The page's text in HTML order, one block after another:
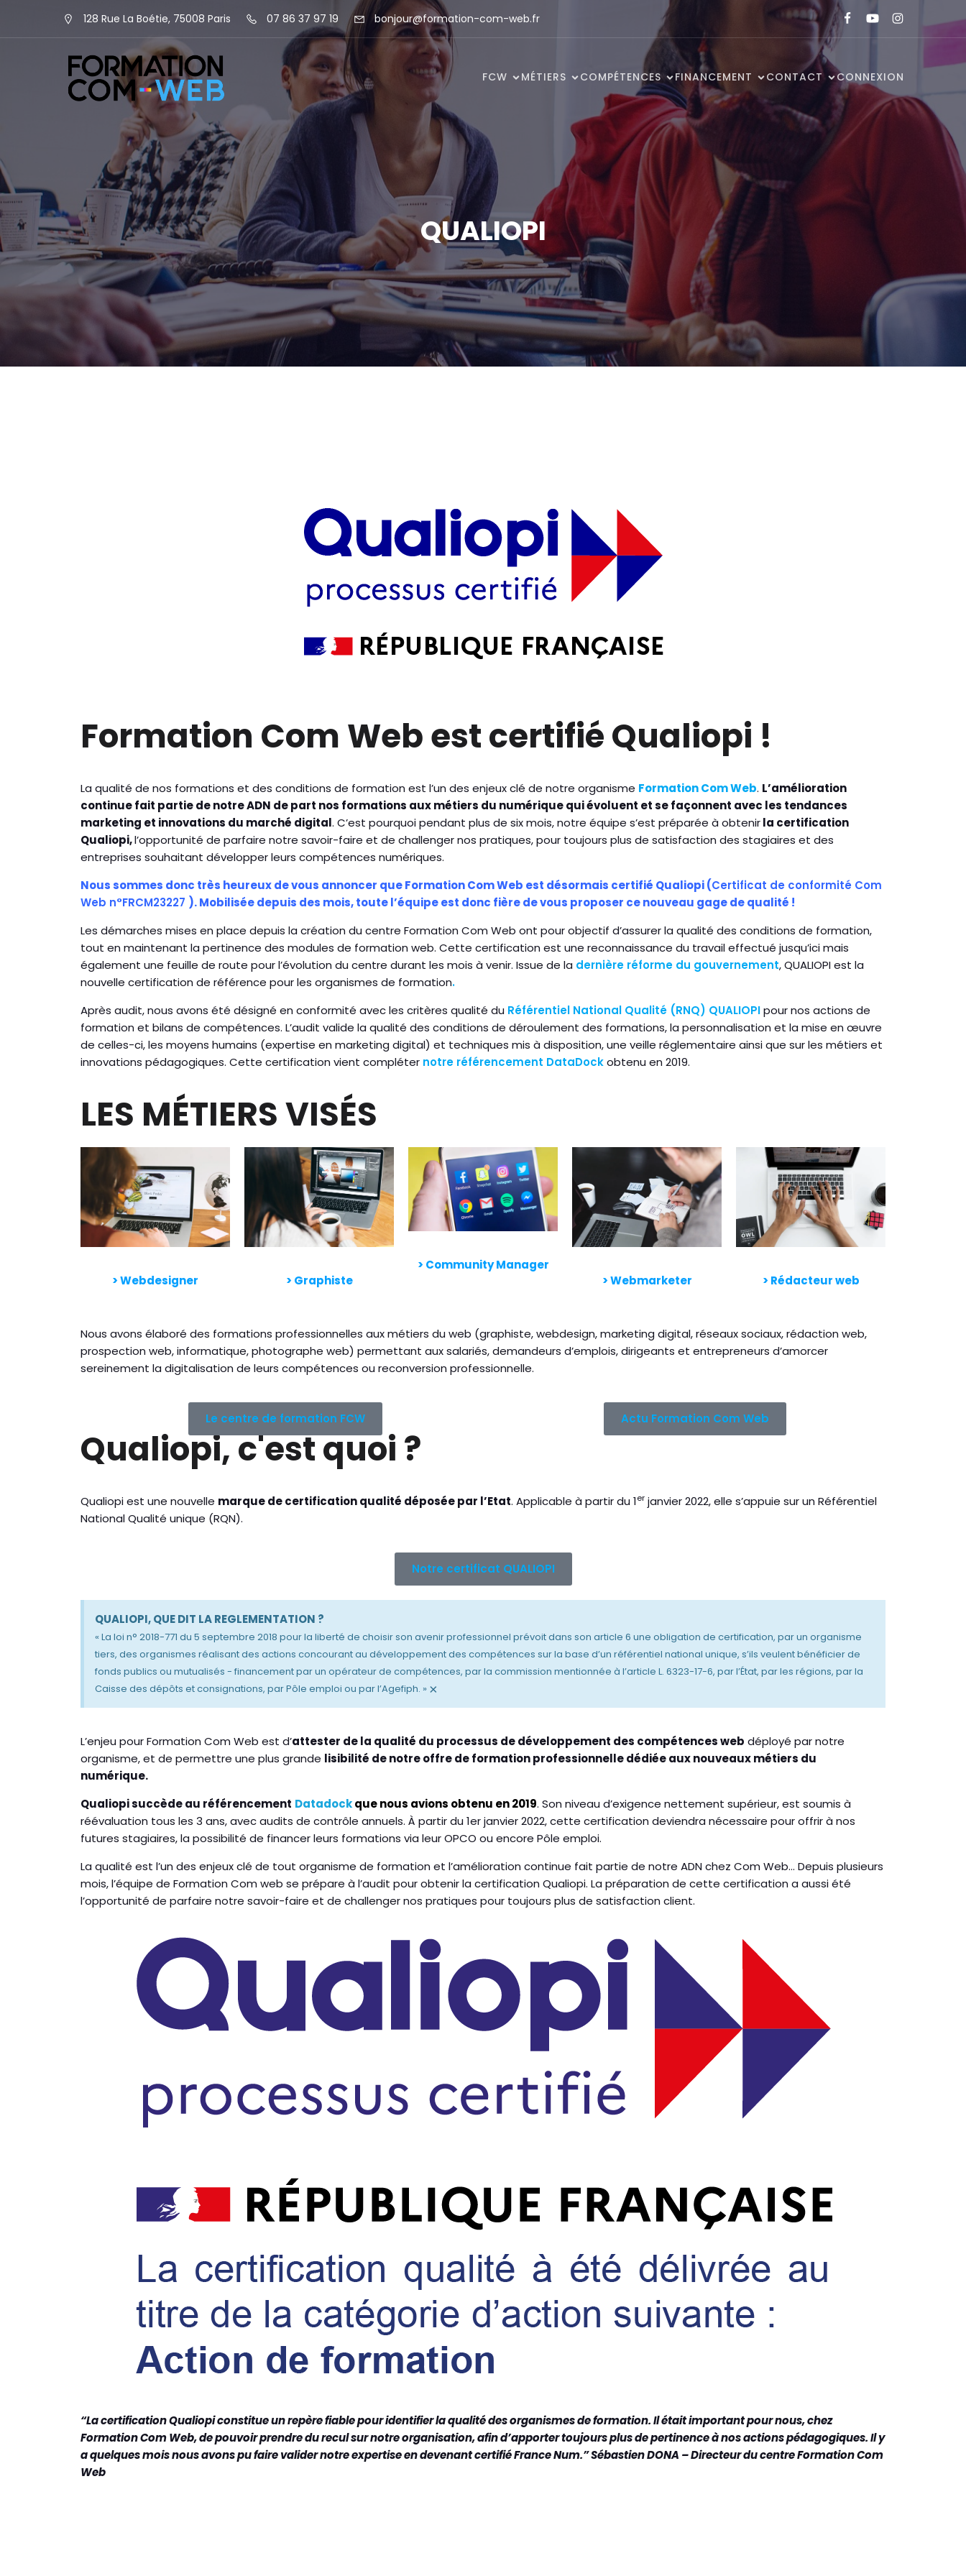
128 Rue La Boétie, 75008 Paris 07 86 37 97 19 bonjour@formation-com-web.fr
FCW MÉTIERS COMPÉTENCES FINANCEMENT CONTACT CONNEXION
QUALIOPI
Formation Com Web est certifié Qualiopi !
La qualité de nos formations et des conditions de formation est l’un des enjeux clé de notre organisme Formation Com Web. L’amélioration
continue fait partie de notre ADN de part nos formations aux métiers du numérique qui évoluent et se façonnent avec les tendances
marketing et innovations du marché digital. C’est pourquoi pendant plus de six mois, notre équipe s’est préparée à obtenirla certification
Qualiopi,l’opportunité de parfaire notre savoir-faire et de challenger nos pratiques, pour toujours plus de satisfaction des stagiaires et des
entreprises souhaitant développer leurs compétences numériques.
Nous sommes donc très heureux de vous annoncer que Formation Com Web est désormais certifié Qualiopi (Certificat de conformité Com
Web n°FRCM23227 ). Mobilisée depuis des mois, toute l’équipe est donc fière de vous proposer ce nouveau gage de qualité !
Les démarches mises en place depuis la création du centre Formation Com Web ont pour objectif d’assurer la qualité des conditions de formation,
tout en maintenant la pertinence des modules de formation web. Cette certification est une reconnaissance du travail effectué jusqu’ici mais
également une feuille de route pour l’évolution du centre durant les mois à venir. Issue de la dernière réforme du gouvernement, QUALIOPI est la
nouvelle certification de référence pour les organismes de formation.
Après audit, nous avons été désigné en conformité avec les critères qualité du Référentiel National Qualité (RNQ) QUALIOPIpour nos actions de
formation et bilans de compétences. L’audit valide la qualité des conditions de déroulement des formations, la personnalisation et la mise en œuvre
de celles-ci, les moyens humains (expertise en marketing digital) et techniques mis à disposition, une veille réglementaire ainsi que sur les métiers et
innovations pédagogiques. Cette certification vient compléter notre référencement DataDockobtenu en 2019.
LES MÉTIERS VISÉS
> Webdesigner > Graphiste
> Community Manager
> Webmarketer
> Rédacteur web
Nous avons élaboré des formations professionnelles aux métiers du web (graphiste, webdesign, marketing digital, réseaux sociaux, rédaction web,
prospection web, informatique, photographe web) permettant aux salariés, demandeurs d’emplois, dirigeants et entrepreneurs d’amorcer
sereinement la digitalisation de leurs compétences ou reconversion professionnelle.
Le centre de formation FCW Actu Formation Com Web
Qualiopi, c'est quoi ?
Qualiopi est une nouvelle marque de certification qualité déposée par l’Etat. Applicable à partir du 1er janvier 2022, elle s’appuie sur un Référentiel
National Qualité unique (RQN).
Notre certificat QUALIOPI
QUALIOPI, QUE DIT LA REGLEMENTATION ?
« La loi n° 2018-771 du 5 septembre 2018 pour la liberté de choisir son avenir professionnel prévoit dans son article 6 une obligation de certification, par un organisme
tiers, des organismes réalisant des actions concourant au développement des compétences sur la base d’un référentiel national unique, s’ils veulent bénéficier de
fonds publics ou mutualisés - financement par un opérateur de compétences, par la commission mentionnée à l’article L. 6323-17-6, par l’État, par les régions, par la
Caisse des dépôts et consignations, par Pôle emploi ou par l’Agefiph. » ×
L’enjeu pour Formation Com Web est d’attester de la qualité du processus de développement des compétences web déployé par notre
organisme, et de permettre une plus grande lisibilité de notre offre de formation professionnelle dédiée aux nouveaux métiers du
numérique.
Qualiopi succède au référencement Datadockque nous avions obtenu en 2019. Son niveau d’exigence nettement supérieur, est soumis à
réévaluation tous les 3 ans, avec audits de contrôle annuels. À partir du 1er janvier 2022, cette certification deviendra nécessaire pour offrir à nos
futures stagiaires, la possibilité de financer leurs formations via leur OPCO ou encore Pôle emploi.
La qualité est l’un des enjeux clé de tout organisme de formation et l’amélioration continue fait partie de notre ADN chez Com Web… Depuis plusieurs
mois, l’équipe de Formation Com web se prépare à l’audit pour obtenir la certification Qualiopi. La préparation de cette certification a aussi été
l’opportunité de parfaire notre savoir-faire et de challenger nos pratiques pour toujours plus de satisfaction client.
“La certification Qualiopi constitue un repère fiable pour identifier la qualité des organismes de formation. Il était important pour nous, chez
Formation Com Web, de pouvoir prendre du recul sur notre organisation, afin d’apporter toujours plus de pertinence à nos actions pédagogiques. Il y
a quelques mois nous avons pu faire valider notre expertise en devenant certifié France Num.” Sébastien DONA – Directeur du centre Formation Com
Web